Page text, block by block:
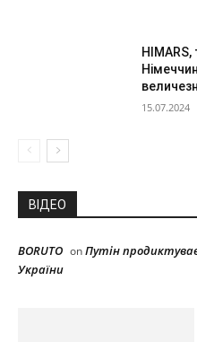
15.07.2024
ВІДЕО
BORUTO onПутін
України